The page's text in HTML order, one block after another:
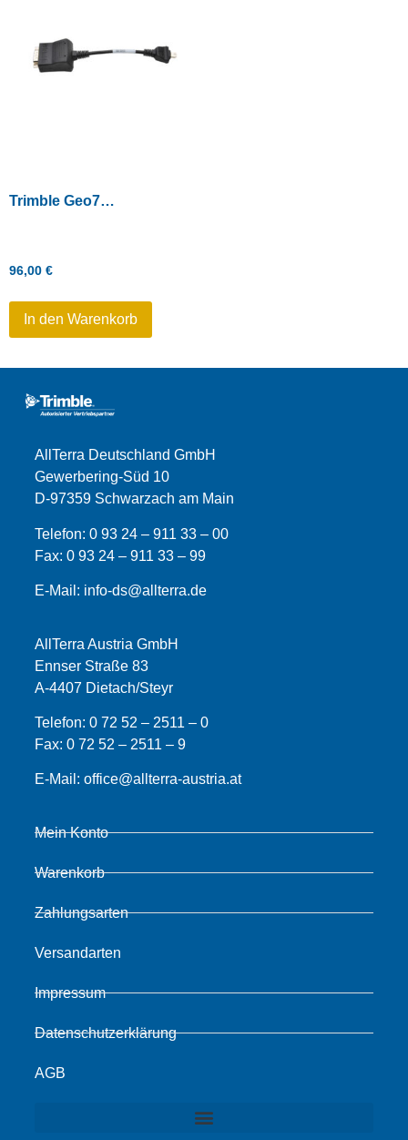
Trimble Geo7X – USB-Seriell-Konverterkabel (Mini-A auf DE9-M)
96,00 €
In den Warenkorb
AllTerra Deutschland GmbH
Gewerbering-Süd 10
D-97359 Schwarzach am Main
Telefon:0 93 24 – 911 33 – 00
Fax:0 93 24 – 911 33 –99
E-Mail: info-ds@allterra.de
AllTerra Austria GmbH
Ennser Straße 83
A-4407 Dietach/Steyr
Telefon:0 72 52 – 2511 – 0
Fax:0 72 52 – 2511 – 9
E-Mail:office@allterra-austria.at
Mein Konto
Warenkorb
Zahlungsarten
Versandarten
Impressum
Datenschutzerklärung
AGB